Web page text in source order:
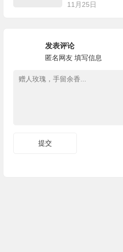
11月25日
发表评论
匿名网友 填写信息